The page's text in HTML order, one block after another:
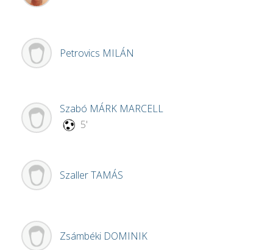
Petrovics MILÁN
Szabó MÁRK MARCELL
5'
SzallerTAMÁS
Zsámbéki DOMINIK